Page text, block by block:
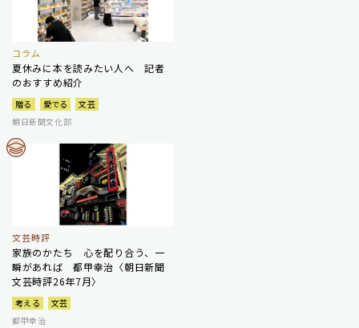
コラム
夏休みに本を読みたい人へ 記者
のおすすめ紹介
贈る 愛でる
文芸
朝日新聞文化部
文芸時評
家族のかたち 心を配り合う、一
瞬があれば 都甲幸治〈朝日新聞
文芸時評26年7月〉
考える
文芸
都甲幸治